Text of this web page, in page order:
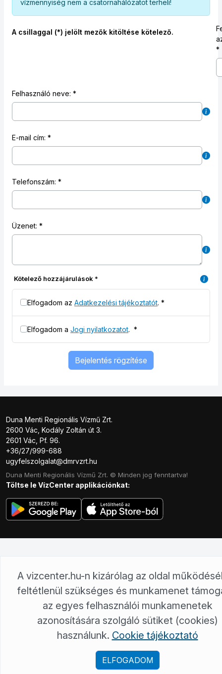
vízmennyiség nem a csatornahálózatot terheli!
A csillaggal (*) jelölt mezők kitöltése kötelező.
Felhasználó neve:
E-mail cím:
Telefonszám:
Üzenet:
Kötelező hozzájárulások *
Elfogadom az Adatkezelési tájékoztatót. *
Elfogadom a Jogi nyilatkozatot. *
Bejelentés rögzítése
Duna Menti Regionális Vízmű Zrt.
2600 Vác, Kodály Zoltán út 3.
2601 Vác, Pf. 96.
+36/27/999-688
ugyfelszolgalat@dmrvzrt.hu
Duna Menti Regionális Vízmű Zrt. © Minden jog fenntartva!
Töltse le VízCenter applikációnkat:
A vizcenter.hu-n kizárólag az oldal
feltétlenül szükséges és munkamenet
az egyes felhasználói munkamenetek
azonosítására szolgáló sütiket (cookies)
használunk. Cookie tájékoztató
ELFOGADOM